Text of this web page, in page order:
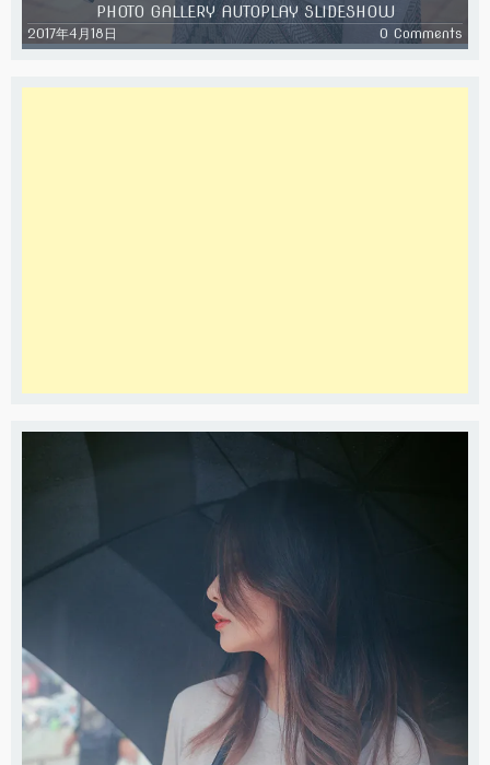
PHOTO GALLERY AUTOPLAY SLIDESHOW
2017年4月18日 0 Comments